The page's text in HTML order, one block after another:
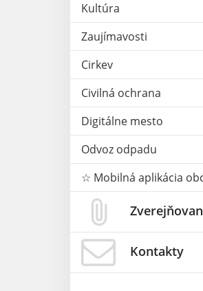
Kultúra
Zaujímavosti
Cirkev
Civilná ochrana
Digitálne mesto
Odvoz odpadu
☆ Mobilná aplikácia
Kontakty